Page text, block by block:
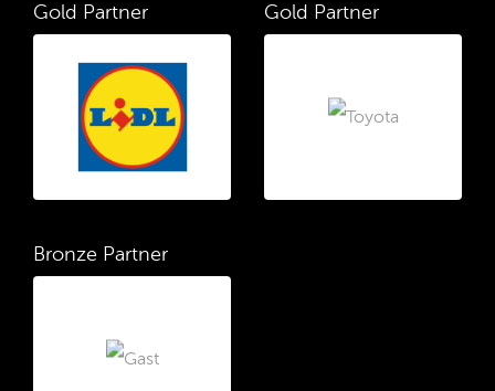
Gold Partner Gold Partner
Bronze Partner